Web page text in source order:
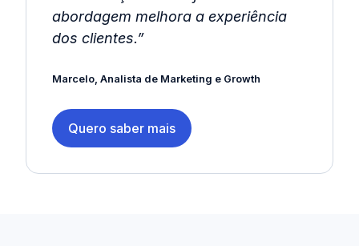
abordagem melhora a experiência
dos clientes.”
Marcelo, Analista de Marketing e Growth
Quero saber mais